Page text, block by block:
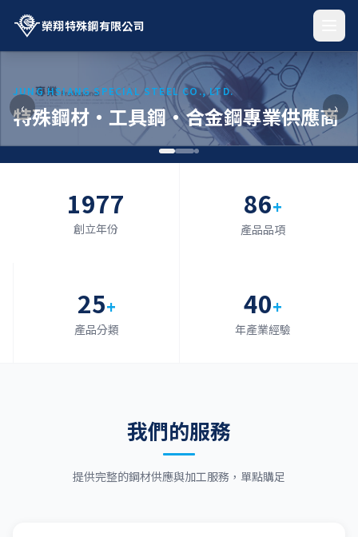
榮翔特殊鋼有限公司
JUNG HSIANG SPECIAL STEEL CO., LTD.
特殊鋼材・工具鋼・合金鋼專業供應商
‹ ›
1977
創立年份
86+
產品品項
25+
產品分類
40+
年產業經驗
我們的服務
提供完整的鋼材供應與加工服務，單點購足